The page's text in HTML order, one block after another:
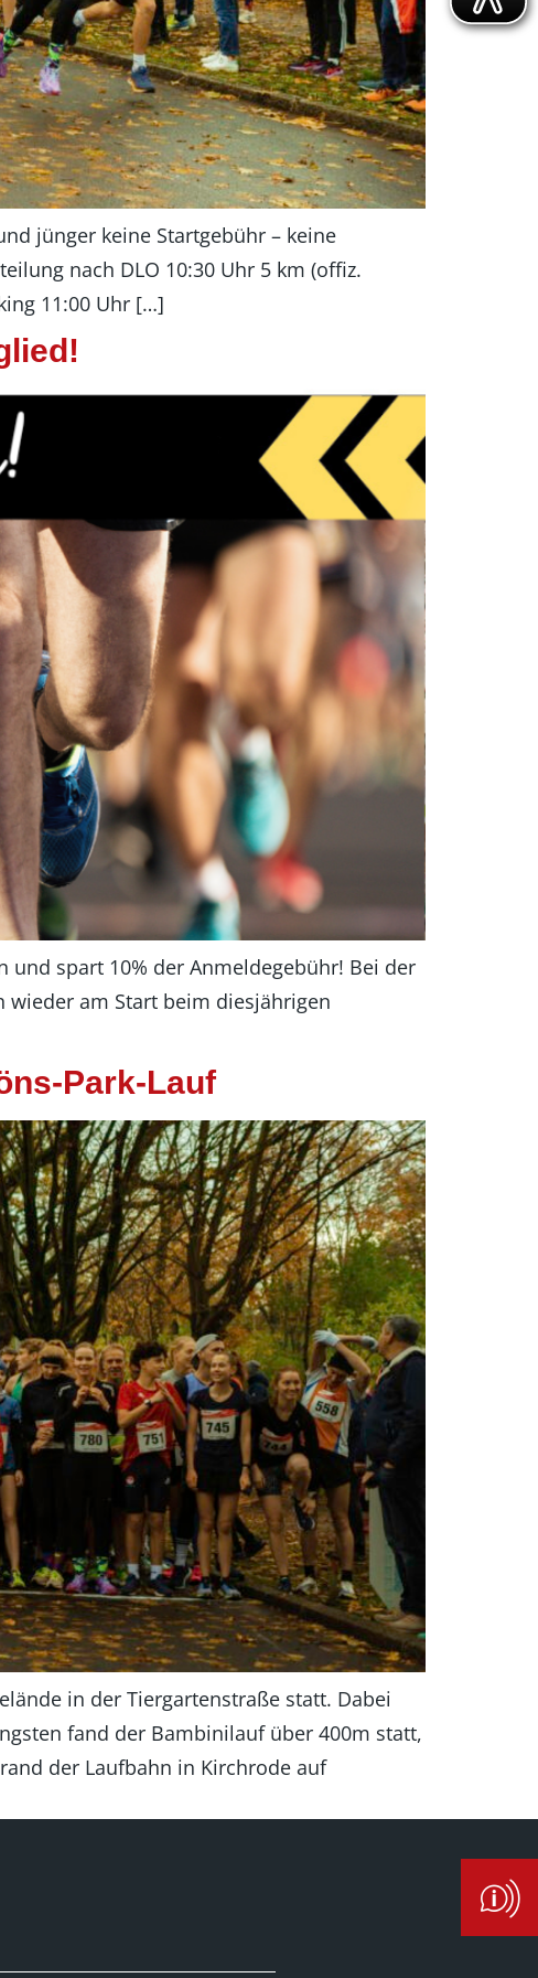
jünger keine Startgebühr – keine
nach DLO 10:30 Uhr 5 km (offiz.
11:00 Uhr […]
und spart 10% der Anmeldegebühr! Bei der
wieder am Start beim diesjährigen
Park-Lauf
in der Tiergartenstraße statt. Dabei
fand der Bambinilauf über 400m statt,
der Laufbahn in Kirchrode auf